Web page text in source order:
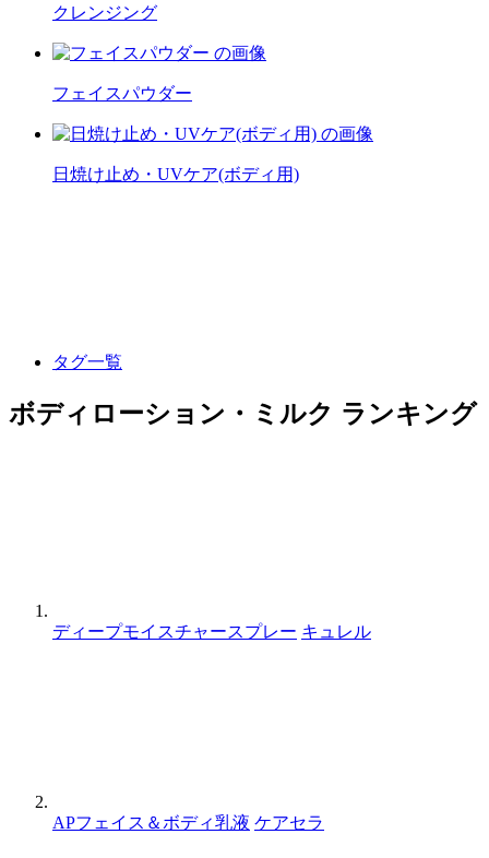
クレンジング
フェイスパウダー
日焼け止め・UVケア(ボディ用)
タグ一覧
ボディローション・ミルク ランキング
ディープモイスチャースプレー キュレル
APフェイス＆ボディ乳液 ケアセラ